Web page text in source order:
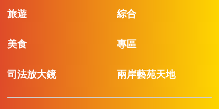
旅遊 綜合
美食 專區
司法放大鏡 兩岸藝苑天地